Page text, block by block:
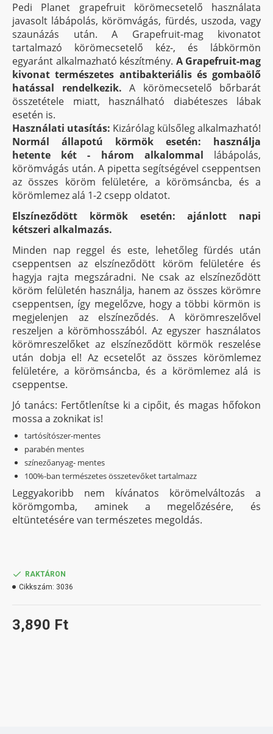
Pedi Planet grapefruit körömecsetelő használata
javasolt lábápolás, körömvágás, fürdés, uszoda, vagy
szaunázás után. A Grapefruit-mag kivonatot
tartalmazó körömecsetelő kéz-, és lábkörmön
egyaránt alkalmazható készítmény. A Grapefruit-mag
kivonat természetes antibakteriális és gombaölő
hatással rendelkezik. A körömecsetelő bőrbarát
összetétele miatt, használható diabéteszes lábak
esetén is.
Használati utasítás: Kizárólag külsőleg alkalmazható!
Normál állapotú körmök esetén: használja
hetente két - három alkalommal lábápolás,
körömvágás után. A pipetta segítségével cseppentsen
az összes köröm felületére, a körömsáncba, és a
körömlemez alá 1-2 csepp oldatot.
Elszíneződött körmök esetén: ajánlott napi
kétszeri alkalmazás.
Minden nap reggel és este, lehetőleg fürdés után
cseppentsen az elszíneződött köröm felületére és
hagyja rajta megszáradni. Ne csak az elszíneződött
köröm felületén használja, hanem az összes körömre
cseppentsen, így megelőzve, hogy a többi körmön is
megjelenjen az elszíneződés. A körömreszelővel
reszeljen a körömhosszából. Az egyszer használatos
körömreszelőket az elszíneződött körmök reszelése
után dobja el! Az ecsetelőt az összes körömlemez
felületére, a körömsáncba, és a körömlemez alá is
cseppentse.
Jó tanács: Fertőtlenítse ki a cipőit, és magas hőfokon
mossa a zoknikat is!
tartósítószer-mentes
parabén mentes
színezőanyag- mentes
100%-ban természetes összetevőket tartalmazz
Leggyakoribb nem kívánatos körömelváltozás a
körömgomba, aminek a megelőzésére, és
eltüntetésére van természetes megoldás.
3,890 Ft
RAKTÁRON
Cikkszám: 3036